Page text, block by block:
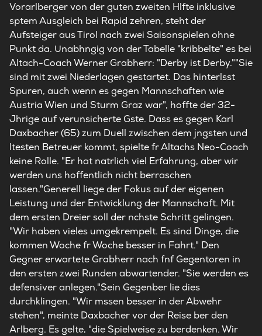
Vorarlberger von der guten zweiten Hlfte inklusive
sptem Ausgleich bei Rapid zehren, steht der
Aufsteiger aus Tirol nach zwei Saisonspielen ohne
Punkt da. Unabhngig von der Tabelle "kribbelte" es bei
Altach-Coach Werner Grabherr: "Derby ist Derby.""Sie
sind mit zwei Niederlagen gestartet. Das hinterlsst
Spuren, auch wenn es gegen Mannschaften wie
Austria Wien und Sturm Graz war", hoffte der 32-
Jhrige auf verunsicherte Gste. Dass es gegen Karl
Daxbacher (65) zum Duell zwischen dem jngsten und
ltesten Betreuer kommt, spielte fr Altachs Neo-Coach
keine Rolle. "Er hat natrlich viel Erfahrung, aber wir
werden uns hoffentlich nicht berraschen
lassen."Generell liege der Fokus auf der eigenen
Leistung und der Entwicklung der Mannschaft. Mit
dem ersten Dreier soll der nchste Schritt gelingen.
"Wir haben vieles umgekrempelt. Es sind Dinge, die
kommen Woche fr Woche besser in Fahrt." Den
Gegner erwartete Grabherr nach fnf Gegentoren in
den ersten zwei Runden abwartender. "Sie werden es
defensiver anlegen."Sein Gegenber lie dies
durchklingen. "Wir mssen besser in der Abwehr
stehen", meinte Daxbacher vor der Reise ber den
Arlberg. Es gelte, "die Spielweise zu berdenken. Wir